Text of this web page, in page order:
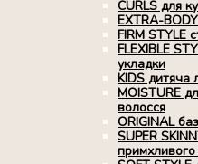
CURLS для
EXTRA-
FIRM STYLE
FLEXIBLE
укладки
KIDS дитяча
MOISTURE
волосся
ORIGINAL
SUPER
примхливого